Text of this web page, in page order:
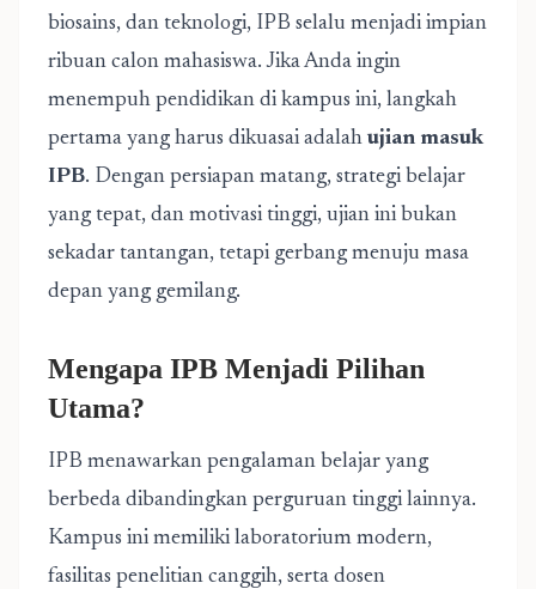
biosains, dan teknologi, IPB selalu menjadi impian
ribuan calon mahasiswa. Jika Anda ingin
menempuh pendidikan di kampus ini, langkah
pertama yang harus dikuasai adalah ujian masuk
IPB. Dengan persiapan matang, strategi belajar
yang tepat, dan motivasi tinggi, ujian ini bukan
sekadar tantangan, tetapi gerbang menuju masa
depan yang gemilang.
Mengapa IPB Menjadi Pilihan
Utama?
IPB menawarkan pengalaman belajar yang
berbeda dibandingkan perguruan tinggi lainnya.
Kampus ini memiliki laboratorium modern,
fasilitas penelitian canggih, serta dosen